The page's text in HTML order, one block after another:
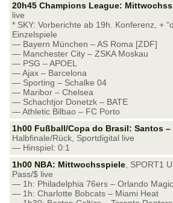
20h45 Champions League:
live
* SKY: Vorberichte ab 19h. Konferenz, +
Einzelspiele
— Bayern München – AS Roma [ZDF]
— Manchester City – ZSKA Moskau
— PSG – APOEL
— Ajax – Barcelona
— Sporting – Schalke 04
— Maribor – Chelsea
— Schachtjor Donetzk – BATE
— Athletic Bilbao – FC Porto
1h00 Fußball/Copa do Brasil: Santos –
Halbfinale/Rück, Sportdigital live
— Hinspiel: 0:1
1h00 NBA: Mittwochsspiele , SPORT1
Pass/$ live
— 1h: Philadelphia 76ers – Orlando Magic
— 1h: Charlotte Bobcats – Miami Heat